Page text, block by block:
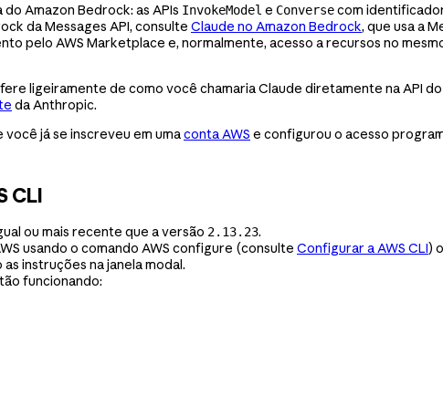
Amazon Bedrock: as APIs InvokeModel e Conversecom
da Messages API, consulte Claude no Amazon Bedrock, que usa a
pelo AWS Marketplace e, normalmente, acesso a recursos no
ligeiramente de como você chamaria Claude diretamente na API
da Anthropic.
já se inscreveu em umaconta AWS e configurou o acesso
CLI
ou mais recente que a versão 2.13.23.
usando o comando AWS configure (consulte Configurar a AWS CLI)
instruções na janela modal.
funcionando: